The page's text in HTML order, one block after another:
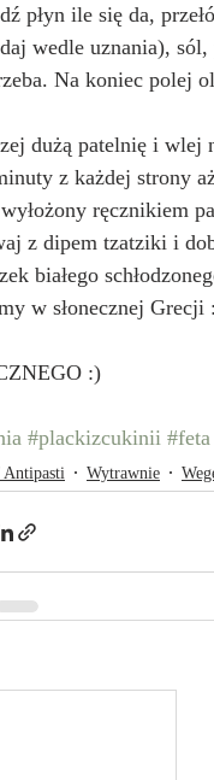
płyn ile się da,
wedle uznania),
Na koniec polej
dużą patelnię i wlej
z każdej strony
ręcznikiem
z dipem tzatziki i
białego
w słonecznej Grecji
:)
#plackizcukinii #feta
Antipasti Wytrawnie